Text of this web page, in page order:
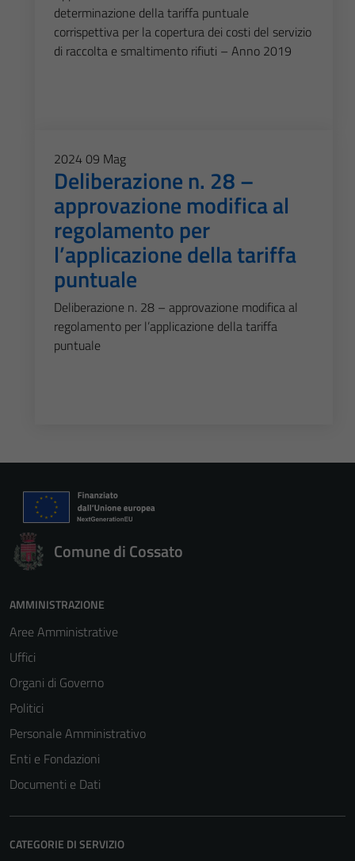
determinazione della tariffa puntuale
corrispettiva per la copertura dei costi del servizio
di raccolta e smaltimento rifiuti – Anno 2019
202409 Mag
Deliberazione n. 28 –
approvazione modifica al
regolamento per
l’applicazione della tariffa
puntuale
Deliberazione n. 28 – approvazione modifica al
regolamento per l’applicazione della tariffa
puntuale
Comune di Cossato
AMMINISTRAZIONE
Aree Amministrative
Uffici
Organi di Governo
Politici
Personale Amministrativo
Enti e Fondazioni
Documenti e Dati
CATEGORIE DI SERVIZIO